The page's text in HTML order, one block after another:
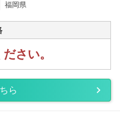
福岡県
さい。
ら